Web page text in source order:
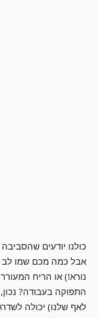
כולנו יודעים
אבל כמה מכם שמו לב
נורא!) או הריח
התפוקה בעבודה?
לאף שלנו) יכולה